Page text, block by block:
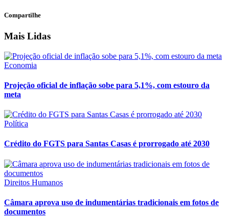
Compartilhe
Mais Lidas
Economia
Projeção oficial de inflação sobe para 5,1%, com estouro da
meta
Política
Crédito do FGTS para Santas Casas é prorrogado até 2030
Direitos Humanos
Câmara aprova uso de indumentárias tradicionais em fotos de
documentos